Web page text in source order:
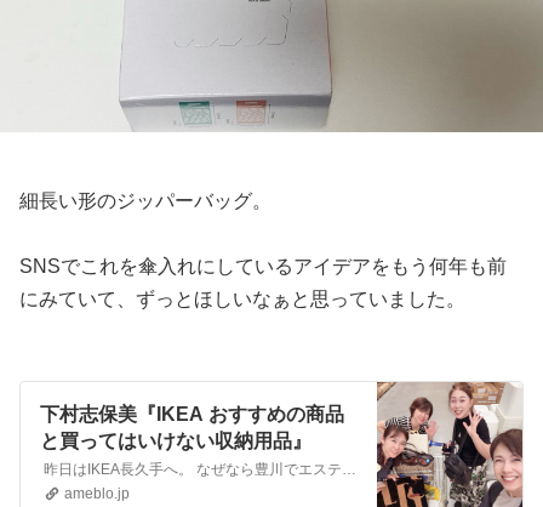
細長い形のジッパーバッグ。
SNSでこれを傘入れにしているアイデアをもう何年も前
にみていて、ずっとほしいなぁと思っていました。
下村志保美『IKEA おすすめの商品
と買ってはいけない収納用品』
昨日はIKEA長久手へ。 なぜなら豊川でエステサロンをしているきょうかちゃんのサロンリニューアルのためのお買い物同行 endless,美is〜終わりなき…
ameblo.jp